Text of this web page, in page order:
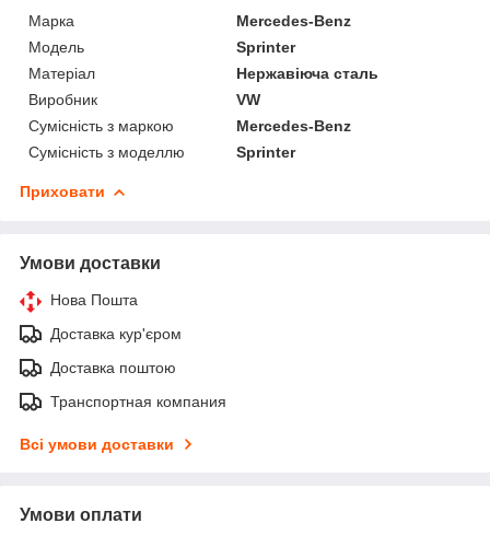
Марка
Mercedes-Benz
Модель
Sprinter
Матеріал
Нержавіюча сталь
Виробник
VW
Сумісність з маркою
Mercedes-Benz
Сумісність з моделлю
Sprinter
Приховати
Умови доставки
Нова Пошта
Доставка кур'єром
Доставка поштою
Транспортная компания
Всі умови доставки
Умови оплати